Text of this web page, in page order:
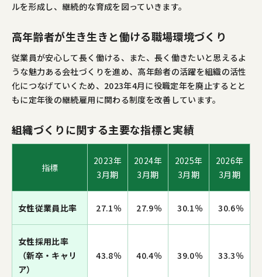
ルを形成し、継続的な育成を図っていきます。
高年齢者が生き生きと働ける職場環境づくり
従業員が安心して長く働ける、また、長く働きたいと思えるよ
うな魅力ある会社づくりを進め、高年齢者の活躍を組織の活性
化につなげていくため、2023年4月に役職定年を廃止するとと
もに定年後の継続雇用に関わる制度を改善しています。
組織づくりに関する主要な指標と実績
指標
2023年
3月期
2024年
3月期
2025年
3月期
2026年
3月期
女性従業員比率 27.1％ 27.9％ 30.1％ 30.6％
女性採用比率
（新卒・キャリ
ア）
43.8％ 40.4％ 39.0％ 33.3％